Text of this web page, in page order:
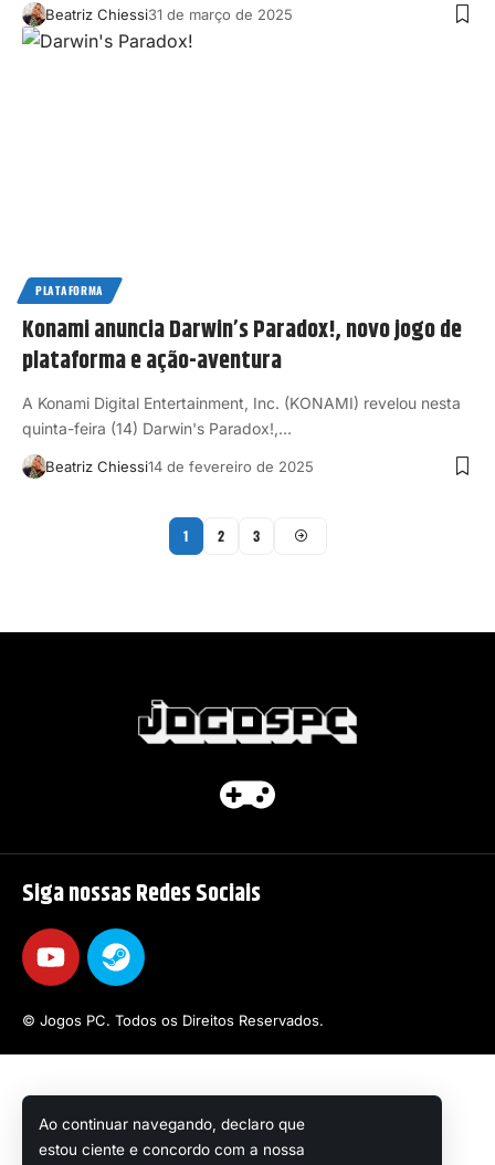
Ao continuar navegando, declaro que
estou ciente e concordo com a nossa
Beatriz Chiessi31 de março de 2025
PLATAFORMA
Konami anuncia Darwin’s Paradox!, novo jogo de
plataforma e ação-aventura
A Konami Digital Entertainment, Inc. (KONAMI) revelou nesta
quinta-feira (14) Darwin's Paradox!,…
Beatriz Chiessi14 de fevereiro de 2025
1 2 3
Siga nossas Redes Sociais
© Jogos PC. Todos os Direitos Reservados.